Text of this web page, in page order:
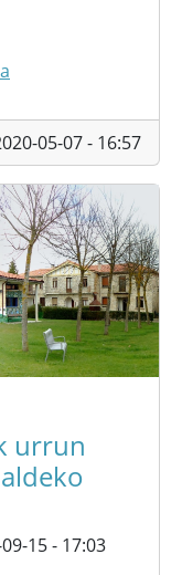
05-07 - 16:57
urrun
15 - 17:03